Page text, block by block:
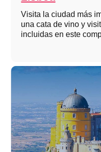
Visita la ciudad más
una cata de vino y
incluidas en este